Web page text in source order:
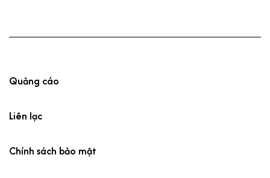
Quảng cáo
Liên lạc
Chính sách bảo mật